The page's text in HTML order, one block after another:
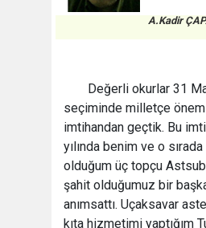
A.Kadir
Değerli okurlar 31
seçiminde milletçe
imtihandan geçtik. Bu
yılında benim ve o
olduğum üç topçu
şahit olduğumuz bir
anımsattı. Uçaksavar
kıta hizmetimi yaptığım